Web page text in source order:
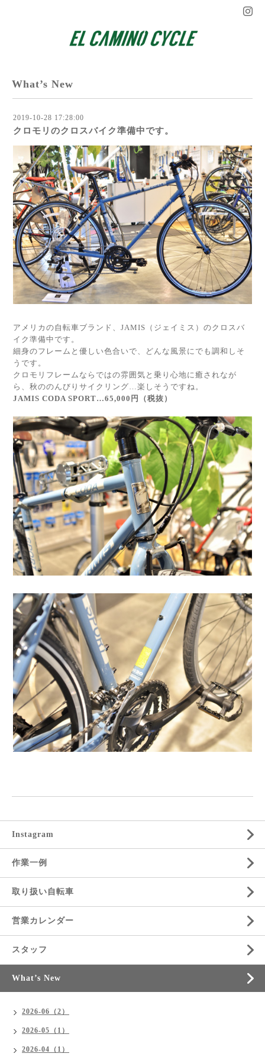
What’s New
2019-10-28 17:28:00
クロモリのクロスバイク準備中です。
アメリカの自転車ブランド、JAMIS（ジェイミス）のクロスバ
イク準備中です。
細身のフレームと優しい色合いで、どんな風景にでも調和しそ
うです。
クロモリフレームならではの雰囲気と乗り心地に癒されなが
ら、秋ののんびりサイクリング…楽しそうですね。
JAMIS CODA SPORT…65,000円（税抜）
Instagram
作業一例
取り扱い自転車
営業カレンダー
スタッフ
What’s New
2026-06（2）
2026-05（1）
2026-04（1）